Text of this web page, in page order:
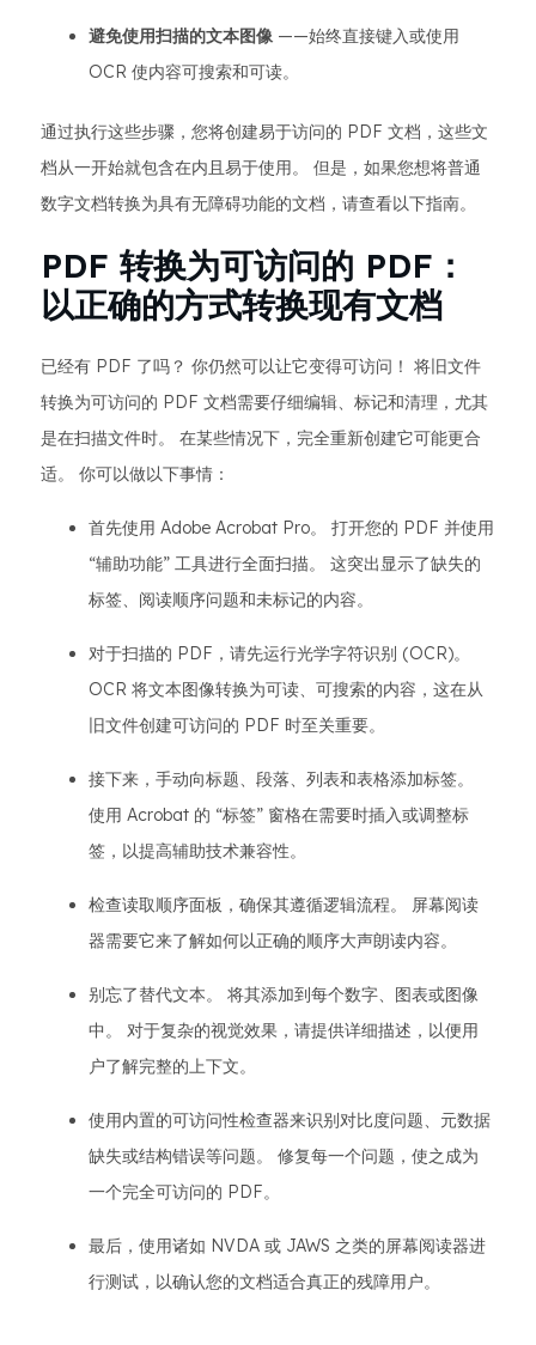
避免使用扫描的文本图像 ——始终直接键入或使用
OCR 使内容可搜索和可读。
通过执行这些步骤，您将创建易于访问的 PDF 文档，这些文
档从一开始就包含在内且易于使用。 但是，如果您想将普通
数字文档转换为具有无障碍功能的文档，请查看以下指南。
PDF 转换为可访问的 PDF：
以正确的方式转换现有文档
已经有 PDF 了吗？ 你仍然可以让它变得可访问！ 将旧文件
转换为可访问的 PDF 文档需要仔细编辑、标记和清理，尤其
是在扫描文件时。 在某些情况下，完全重新创建它可能更合
适。 你可以做以下事情：
首先使用 Adobe Acrobat Pro。 打开您的 PDF 并使用
“辅助功能” 工具进行全面扫描。 这突出显示了缺失的
标签、阅读顺序问题和未标记的内容。
对于扫描的 PDF，请先运行光学字符识别 (OCR)。
OCR 将文本图像转换为可读、可搜索的内容，这在从
旧文件创建可访问的 PDF 时至关重要。
接下来，手动向标题、段落、列表和表格添加标签。
使用 Acrobat 的 “标签” 窗格在需要时插入或调整标
签，以提高辅助技术兼容性。
检查读取顺序面板，确保其遵循逻辑流程。 屏幕阅读
器需要它来了解如何以正确的顺序大声朗读内容。
别忘了替代文本。 将其添加到每个数字、图表或图像
中。 对于复杂的视觉效果，请提供详细描述，以便用
户了解完整的上下文。
使用内置的可访问性检查器来识别对比度问题、元数据
缺失或结构错误等问题。 修复每一个问题，使之成为
一个完全可访问的 PDF。
最后，使用诸如 NVDA 或 JAWS 之类的屏幕阅读器进
行测试，以确认您的文档适合真正的残障用户。